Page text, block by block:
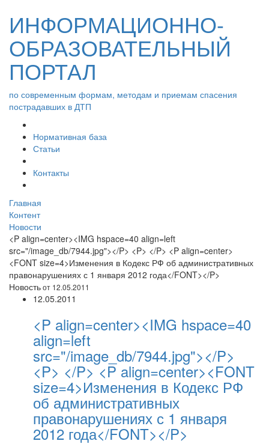
ИНФОРМАЦИОННО-
ОБРАЗОВАТЕЛЬНЫЙ
ПОРТАЛ
по современным формам, методам и приемам спасения
пострадавших в ДТП
Нормативная база
Статьи
Контакты
Главная
Контент
Новости
<P align=center><IMG hspace=40 align=left
src="/image_db/7944.jpg"></P> <P> </P> <P align=center>
<FONT size=4>Изменения в Кодекс РФ об административных
правонарушениях с 1 января 2012 года</FONT></P>
Новостьот 12.05.2011
12.05.2011
<P align=center><IMG hspace=40
align=left
src="/image_db/7944.jpg"></P>
<P> </P> <P align=center><FONT
size=4>Изменения в Кодекс РФ
об административных
правонарушениях с 1 января
2012 года</FONT></P>